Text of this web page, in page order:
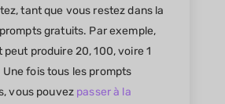
tant que vous restez dans la
gratuits. Par exemple,
peut produire 20, 100, voire 1
fois tous les prompts
vous pouvez passer à la